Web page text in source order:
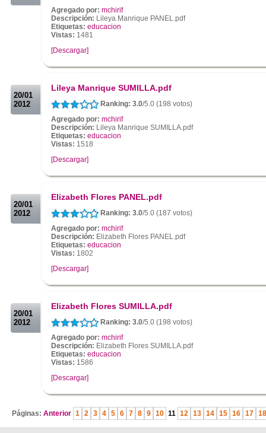
Agregado por: mchirif
Descripción: Lileya Manrique PANEL.pdf
Etiquetas: educacion
Vistas: 1481
[Descargar]
20/01
2012
Lileya Manrique SUMILLA.pdf
Ranking: 3.0/5.0 (198 votos)
Agregado por: mchirif
Descripción: Lileya Manrique SUMILLA.pdf
Etiquetas: educacion
Vistas: 1518
[Descargar]
20/01
2012
Elizabeth Flores PANEL.pdf
Ranking: 3.0/5.0 (187 votos)
Agregado por: mchirif
Descripción: Elizabeth Flores PANEL.pdf
Etiquetas: educacion
Vistas: 1802
[Descargar]
20/01
2012
Elizabeth Flores SUMILLA.pdf
Ranking: 3.0/5.0 (198 votos)
Agregado por: mchirif
Descripción: Elizabeth Flores SUMILLA.pdf
Etiquetas: educacion
Vistas: 1586
[Descargar]
Páginas: Anterior 1 2 3 4 5 6 7 8 9 10 11 12 13 14 15 16 17 18